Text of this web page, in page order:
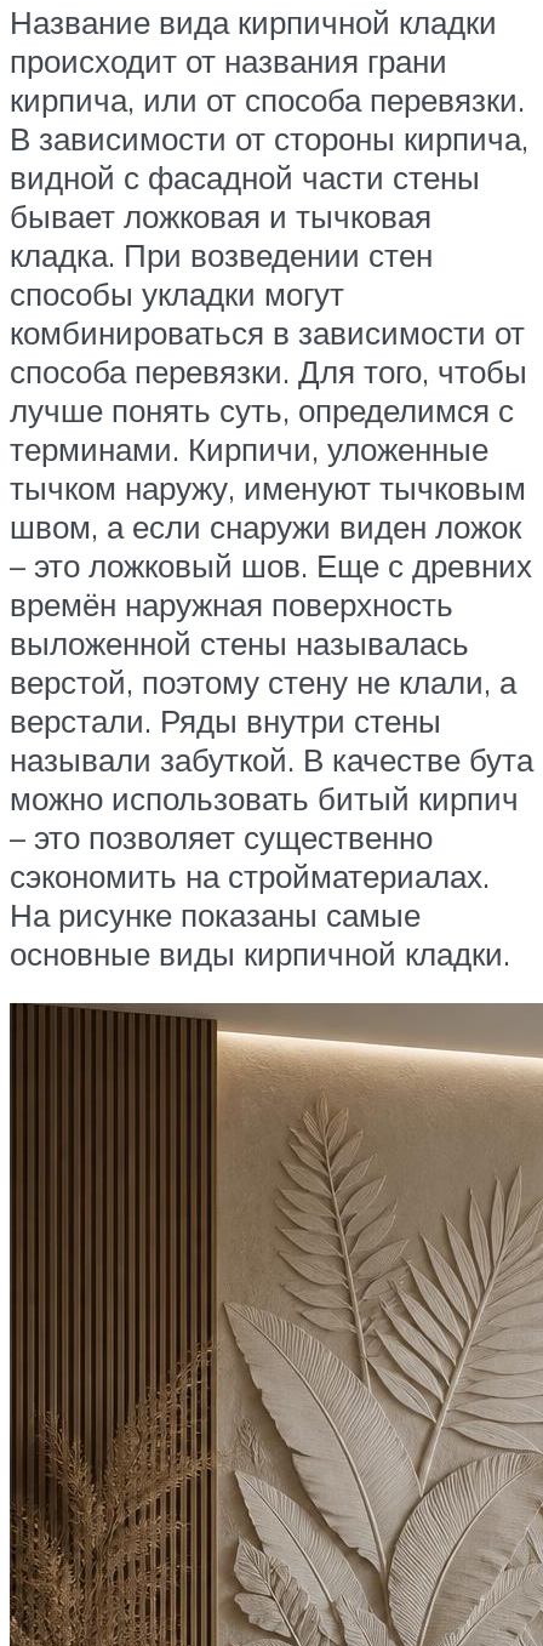
Название вида кирпичной кладки
происходит от названия грани
кирпича, или от способа перевязки.
В зависимости от стороны кирпича,
видной с фасадной части стены
бывает ложковая и тычковая
кладка. При возведении стен
способы укладки могут
комбинироваться в зависимости от
способа перевязки. Для того, чтобы
лучше понять суть, определимся с
терминами. Кирпичи, уложенные
тычком наружу, именуют тычковым
швом, а если снаружи виден ложок
– это ложковый шов. Еще с древних
времён наружная поверхность
выложенной стены называлась
верстой, поэтому стену не клали, а
верстали. Ряды внутри стены
называли забуткой. В качестве бута
можно использовать битый кирпич
– это позволяет существенно
сэкономить на стройматериалах.
На рисунке показаны самые
основные виды кирпичной кладки.